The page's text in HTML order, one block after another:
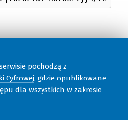
pochodzą z
Cyfrowej, gdzie opublikowane
dla wszystkich w zakresie